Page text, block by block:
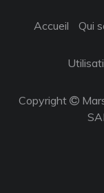
Accueil Qui
Copyright